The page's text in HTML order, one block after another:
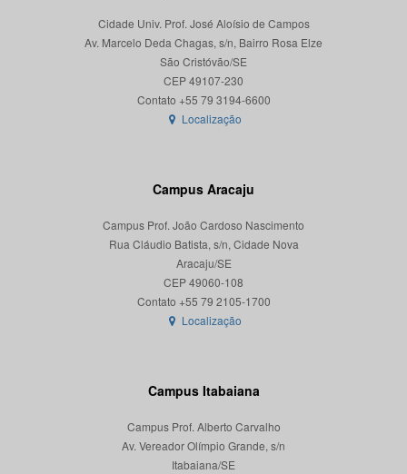
Cidade Univ. Prof. José Aloísio de Campos
Av. Marcelo Deda Chagas, s/n, Bairro Rosa Elze
São Cristóvão/SE
CEP 49107-230
Localização
Campus Aracaju
Campus Prof. João Cardoso Nascimento
Rua Cláudio Batista, s/n, Cidade Nova
Aracaju/SE
CEP 49060-108
Localização
Campus Itabaiana
Campus Prof. Alberto Carvalho
Av. Vereador Olímpio Grande, s/n
Itabaiana/SE